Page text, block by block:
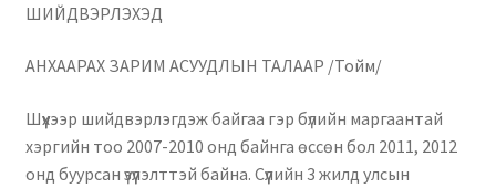
Компанийн удирдлагын бичиг баримт
Санхүүгийн анхан шатны баримтуудын загвар
ШИЙДВЭРЛЭХЭД
АНХААРАХ ЗАРИМ АСУУДЛЫН ТАЛААР /Тойм/
Шүүхээр шийдвэрлэгдэж байгаа гэр бүлийн маргаантай
хэргийн тоо 2007-2010 онд байнга өссөн бол 2011, 2012
онд буурсан үзүүлэлттэй байна. Сүүлийн 3 жилд улсын